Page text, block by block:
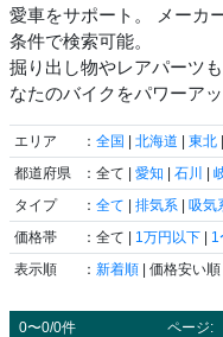
愛車をサポート。 メーカ
条件で検索可能。
掘り出し物やレアパーツ
なたのバイクをパワーア
エリア ： 全国 | 北海道 | 東北 |
都道府県
：全て | 愛知 | 石川 |
タイプ
： 全て | 排気系 | 吸気
価格帯
：全て | 1万円以下 | 1
表示順
： 新着順 | 価格安い順
0〜0/0件 ページ: